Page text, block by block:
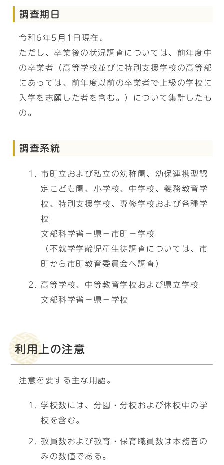
調査期日
令和6年5月1日現在。
ただし、卒業後の状況調査については、前年度中
の卒業者（高等学校並びに特別支援学校の高等部
にあっては、前年度以前の卒業者で上級の学校に
入学を志願した者を含む。）について集計したも
の。
調査系統
市町立および私立の幼稚園、幼保連携型認
定こども園、小学校、中学校、義務教育学
校、特別支援学校、専修学校および各種学
校
文部科学省－県－市町－学校
（不就学学齢児童生徒調査については、市
町から市町教育委員会へ調査）
高等学校、中等教育学校および県立学校
文部科学省－県－学校
利用上の注意
注意を要する主な用語。
学校数には、分園・分校および休校中の学
校を含む。
教員数および教育・保育職員数は本務者の
みの数値である。